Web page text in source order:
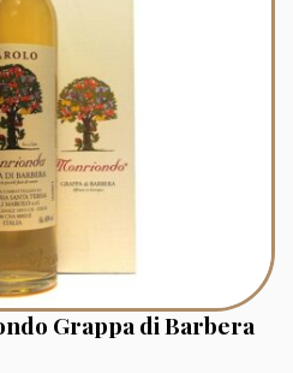
Grappa di Barbera